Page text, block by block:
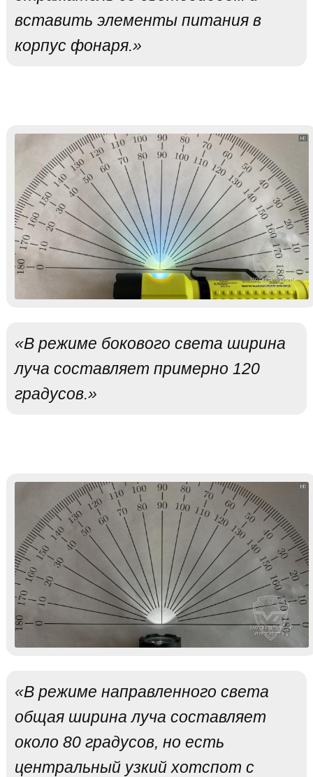
вставить элементы питания в
корпус фонаря.»
«В режиме бокового света ширина
луча составляет примерно 120
градусов.»
«В режиме направленного света
общая ширина луча составляет
около 80 градусов, но есть
центральный узкий хотспот с